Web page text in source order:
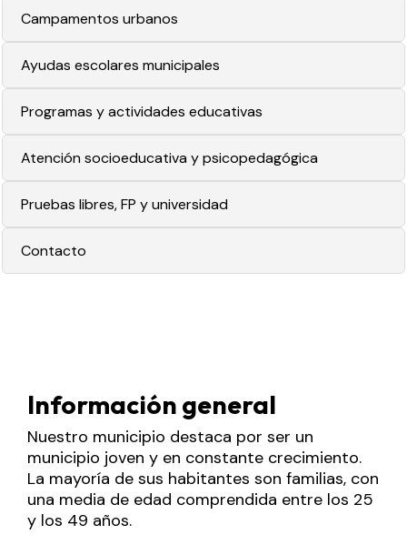
Campamentos urbanos
Ayudas escolares municipales
Programas y actividades educativas
Atención socioeducativa y psicopedagógica
Pruebas libres, FP y universidad
Contacto
Información general
Nuestro municipio destaca por ser un
municipio joven y en constante crecimiento.
La mayoría de sus habitantes son familias, con
una media de edad comprendida entre los 25
y los 49 años.